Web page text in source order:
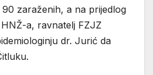
zaraženih, a na prijedlog
a, ravnatelj FZJZ
dr. Jurić da